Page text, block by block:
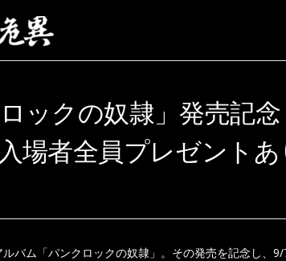
ロックの奴隷」発売記
場者全員プレゼントあ
バム「パンクロックの奴隷」。その発売を記念し、